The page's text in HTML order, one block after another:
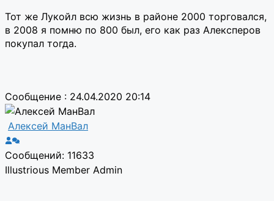
Тот же Лукойл всю жизнь в районе 2000 торговался,
в 2008 я помню по 800 был, его как раз Алексперов
покупал тогда.
Сообщение : 24.04.2020 20:14
Алексей МанВал
Сообщений: 11633
Illustrious Member Admin